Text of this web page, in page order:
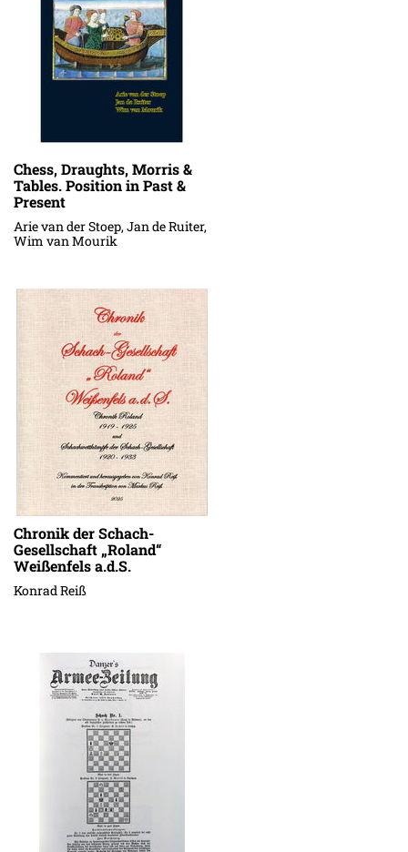
Chess, Draughts, Morris &
Tables. Position in Past &
Present
Arie van der Stoep, Jan de Ruiter,
Wim van Mourik
Chronik der Schach-
Gesellschaft „Roland“
Weißenfels a.d.S.
Konrad Reiß